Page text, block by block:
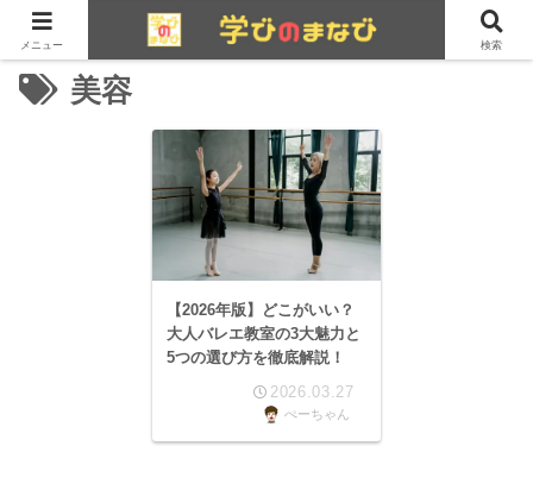
美容
【2026年版】どこがいい？
大人バレエ教室の3大魅力と
5つの選び方を徹底解説！
2026.03.27
ぺーちゃん
メニュー 検索